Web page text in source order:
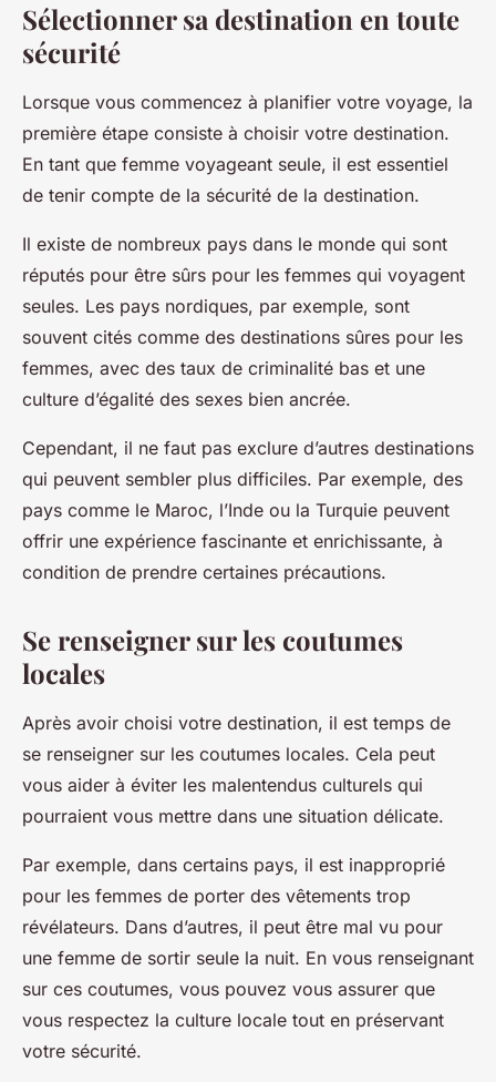
Sélectionner sa destination en toute
sécurité
Lorsque vous commencez à planifier votre voyage, la
première étape consiste à choisir votre destination.
En tant que femme voyageant seule, il est essentiel
de tenir compte de la sécurité de la destination.
Il existe de nombreux pays dans le monde qui sont
réputés pour être sûrs pour les femmes qui voyagent
seules. Les pays nordiques, par exemple, sont
souvent cités comme des destinations sûres pour les
femmes, avec des taux de criminalité bas et une
culture d’égalité des sexes bien ancrée.
Cependant, il ne faut pas exclure d’autres destinations
qui peuvent sembler plus difficiles. Par exemple, des
pays comme le Maroc, l’Inde ou la Turquie peuvent
offrir une expérience fascinante et enrichissante, à
condition de prendre certaines précautions.
Se renseigner sur les coutumes
locales
Après avoir choisi votre destination, il est temps de
se renseigner sur les coutumes locales. Cela peut
vous aider à éviter les malentendus culturels qui
pourraient vous mettre dans une situation délicate.
Par exemple, dans certains pays, il est inapproprié
pour les femmes de porter des vêtements trop
révélateurs. Dans d’autres, il peut être mal vu pour
une femme de sortir seule la nuit. En vous renseignant
sur ces coutumes, vous pouvez vous assurer que
vous respectez la culture locale tout en préservant
votre sécurité.